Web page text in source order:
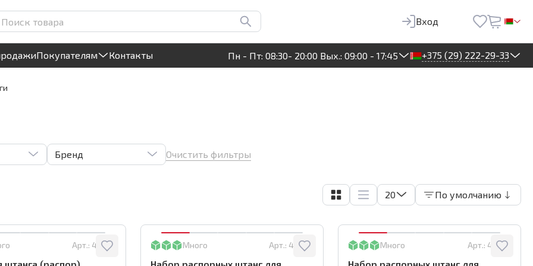
Круглосуточный! Прием заявок на сайте
Вход
Покупателям Контакты Пн - Пт: 08:30- 20:00 Вых.: 09:00 - 17:45 +375 (29) 222-29-33
Бренд Очистить фильтры
20 По умолчанию
Арт.: 40092 Много Арт.: 40084 Много Арт.: 40085